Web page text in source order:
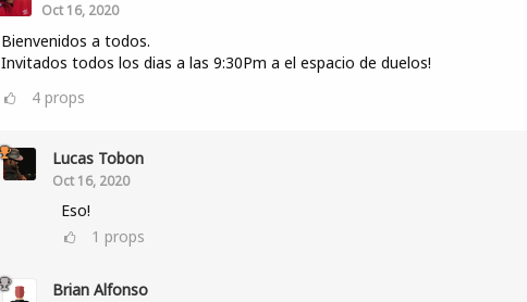
Oct 16, 2020
Bienvenidos a todos.
Invitados todos los dias a las 9:30Pm a el espacio de duelos!
4props
Lucas Tobon
Oct 16, 2020
Eso!
1 props
Brian Alfonso